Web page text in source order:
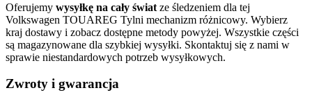
Oferujemy wysyłkę na cały świat ze śledzeniem dla tej
Volkswagen TOUAREG Tylni mechanizm różnicowy. Wybierz
kraj dostawy i zobacz dostępne metody powyżej. Wszystkie części
są magazynowane dla szybkiej wysyłki. Skontaktuj się z nami w
sprawie niestandardowych potrzeb wysyłkowych.
Zwroty i gwarancja